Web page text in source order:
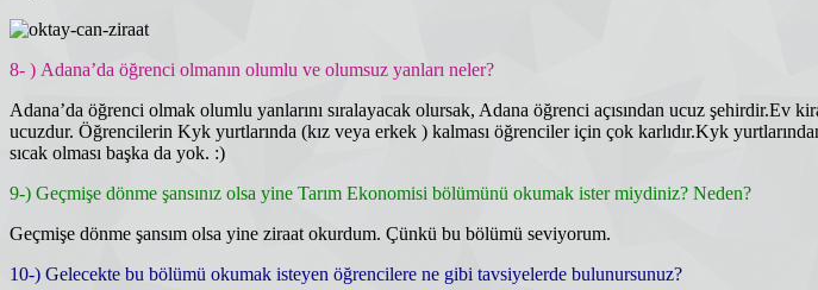
8- ) Adana’da öğrenci olmanın olumlu ve olumsuz yanları neler?
Adana’da öğrenci olmak olumlu yanlarını sıralayacak olursak, Adana öğrenci açısından ucuz şehirdir.Ev
ucuzdur. Öğrencilerin Kyk yurtlarında (kız veya erkek ) kalması öğrenciler için çok karlıdır.Kyk
sıcak olması başka da yok. :)
9-) Geçmişe dönme şansınız olsa yine Tarım Ekonomisi bölümünü okumak ister miydiniz? Neden?
Geçmişe dönme şansım olsa yine ziraat okurdum. Çünkü bu bölümü seviyorum.
10-) Gelecekte bu bölümü okumak isteyen öğrencilere ne gibi tavsiyelerde bulunursunuz?